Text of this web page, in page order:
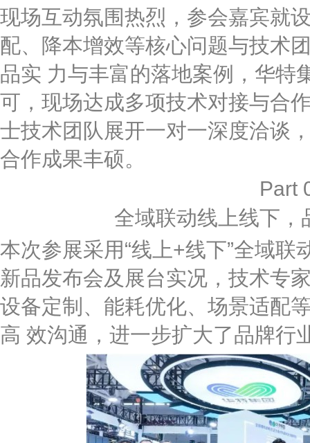
现场互动氛围热烈，参会嘉宾就
配、降本增效等核心问题与技术
品实 力与丰富的落地案例，华特
可，现场达成多项技术对接与合
士技术团队展开一对一深度洽谈
合作成果丰硕。
Part
全域联动线上线下，
本次参展采用“线上+线下”全域
新品发布会及展台实况，技术专
设备定制、能耗优化、场景适配
高 效沟通，进一步扩大了品牌行